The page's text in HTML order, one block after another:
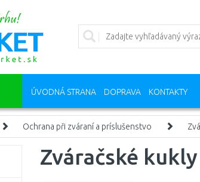
ÚVODNÁ STRANA DOPRAVA KONTAKTY
Ochrana při zváraní a príslušenstvo
Zváračské kukly